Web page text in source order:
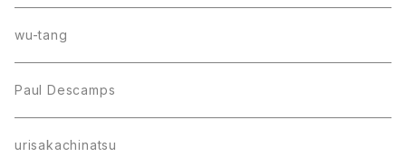
wu-tang
Paul Descamps
urisakachinatsu